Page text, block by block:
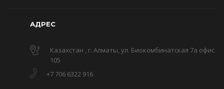
АДРЕС
Казахстан , г. Алматы, ул. Биокомбинатская 7а офис
105
+7 706 6322 916